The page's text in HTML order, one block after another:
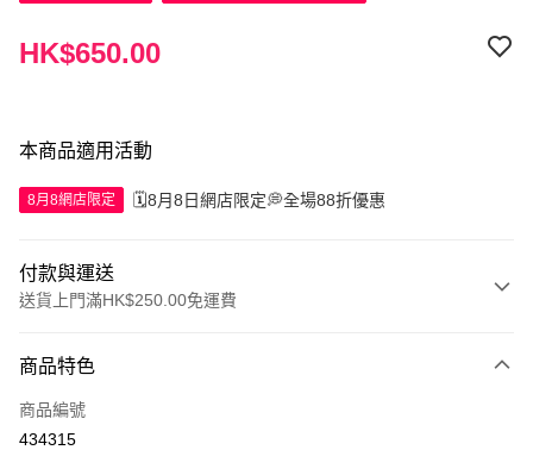
HK$650.00
本商品適用活動
8月8網店限定 🗓️8月8日網店限定💭全場88折優惠
付款與運送
送貨上門滿HK$250.00免運費
信用卡
Apple Pay
商品特色
商品編號
434315